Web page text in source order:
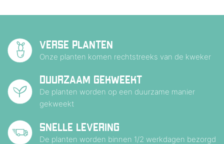
VERSE PLANTEN
Onze planten komen rechtstreeks van de kweker
DUURZAAM GEKWEEKT
De planten worden op een duurzame manier
gekweekt
SNELLE LEVERING
De planten worden binnen 1/2 werkdagen bezorgd